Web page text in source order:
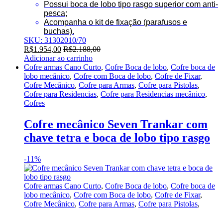
Possui boca de lobo tipo rasgo superior com anti-
pesca;
Acompanha o kit de fixação (parafusos e
buchas).
SKU: 31302010/70
R$1.954,00 R$2.188,00
Adicionar ao carrinho
Cofre armas Cano Curto, Cofre Boca de lobo, Cofre boca de
lobo mecânico, Cofre com Boca de lobo, Cofre de Fixar,
Cofre Mecânico, Cofre para Armas, Cofre para Pistolas,
Cofre para Residencias, Cofre para Residencias mecânico,
Cofres
Cofre mecânico Seven Trankar com
chave tetra e boca de lobo tipo rasgo
-11%
Cofre armas Cano Curto, Cofre Boca de lobo, Cofre boca de
lobo mecânico, Cofre com Boca de lobo, Cofre de Fixar,
Cofre Mecânico, Cofre para Armas, Cofre para Pistolas,